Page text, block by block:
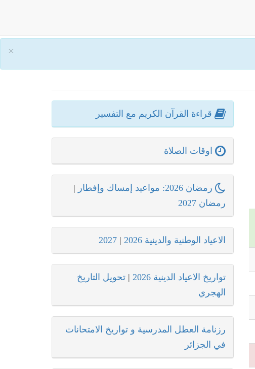
×
قراءة القرآن الكريم مع التفسير
اوقات الصلاة
رمضان 2026: مواعيد إمساك وإفطار
|
رمضان 2027
الاعياد الوطنية والدينية 2026 |
2027
تواريخ الاعياد الدينية 2026 | تحويل التاريخ
الهجري
رزنامة العطل المدرسية و تواريخ الامتحانات
في الجزائر